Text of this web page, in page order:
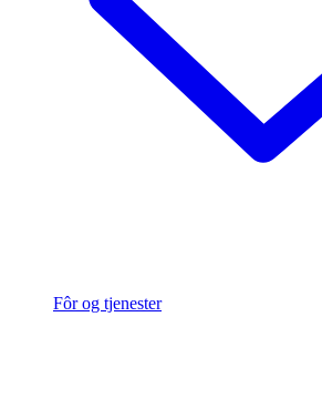
Fôr og tjenester